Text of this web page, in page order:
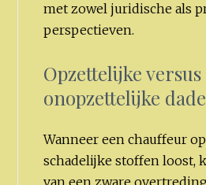
met zowel juridische als
perspectieven.
Opzettelijke versus
onopzettelijke
Wanneer een chauffeur
schadelijke stoffen loost,
van een zware